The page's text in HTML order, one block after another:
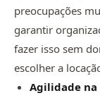
preocupações
garantir
fazer isso sem
escolher a
Agilidade na